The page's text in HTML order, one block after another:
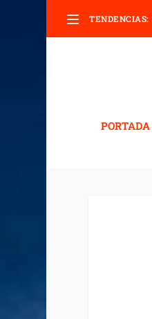
TENDENCIAS:
PORTADA